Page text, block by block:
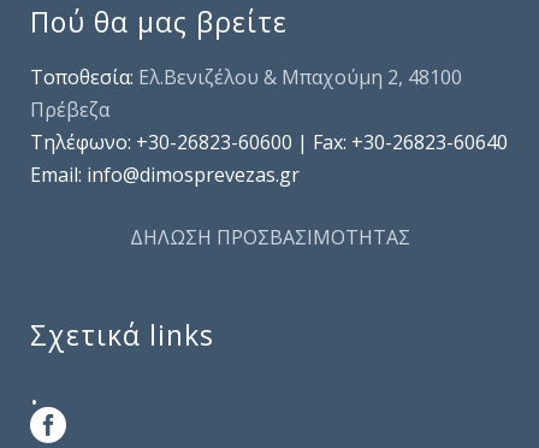
Πού θα μας βρείτε
Τοποθεσία: Ελ.Βενιζέλου & Μπαχούμη 2, 48100
Πρέβεζα
Τηλέφωνo: +30-26823-60600 | Fax: +30-26823-60640
Email: info@dimosprevezas.gr
ΔΗΛΩΣΗ ΠΡΟΣΒΑΣΙΜΟΤΗΤΑΣ
Σχετικά links
.